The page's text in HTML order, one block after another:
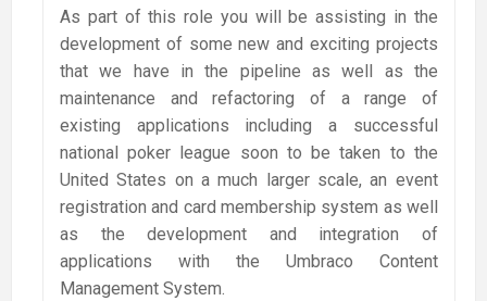
As part of this role you will be assisting in the
development of some new and exciting projects
that we have in the pipeline as well as the
maintenance and refactoring of a range of
existing applications including a successful
national poker league soon to be taken to the
United States on a much larger scale, an event
registration and card membership system as well
as the development and integration of
applications with the Umbraco Content
Management System.